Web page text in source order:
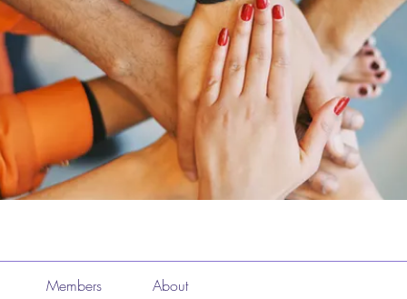
Members About